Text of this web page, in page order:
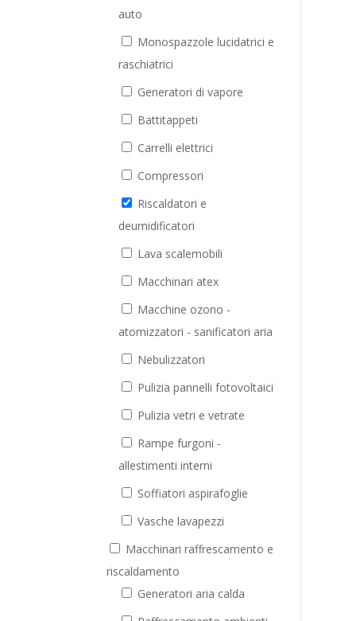
auto
Monospazzole lucidatrici e
raschiatrici
Generatori di vapore
Battitappeti
Carrelli elettrici
Compressori
Riscaldatori e
deumidificatori
Lava scalemobili
Macchinari atex
Macchine ozono -
atomizzatori - sanificatori aria
Nebulizzatori
Pulizia pannelli fotovoltaici
Pulizia vetri e vetrate
Rampe furgoni -
allestimenti interni
Soffiatori aspirafoglie
Vasche lavapezzi
Macchinari raffrescamento e
riscaldamento
Generatori aria calda